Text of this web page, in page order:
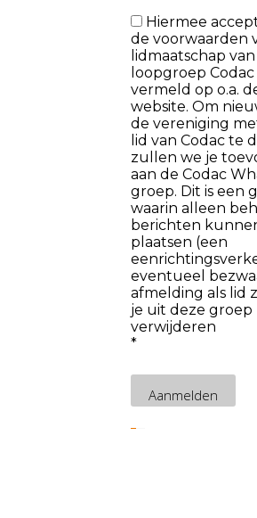
Hiermee
de voorwaarden
lidmaatschap van
loopgroep Codac
vermeld op o.a.
website. Om
de vereniging
lid van Codac te
zullen we je
aan de Codac
groep. Dit is een
waarin alleen
berichten
plaatsen (een
eventueel
afmelding als lid
je uit deze groep
verwijderen
*
Aanmelden